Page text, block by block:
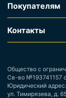
Покупателям
Контакты
Общество с
Св-во №193741157
Юридический
ул. Тимирязева, д.